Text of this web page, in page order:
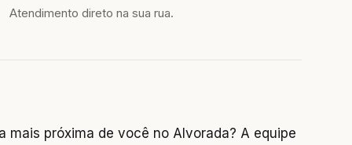
Atendimento direto na sua rua.
mais próxima de você no Alvorada? A equipe